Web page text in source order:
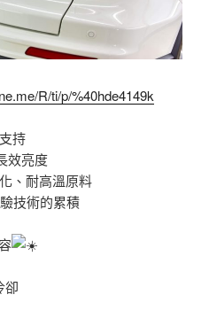
R/ti/p/%40hde4149k
持
效亮度
、耐高溫原料
技術的累積
卻